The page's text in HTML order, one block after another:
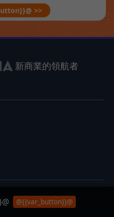
>>
新商業的領航者
@{{var_button}}@